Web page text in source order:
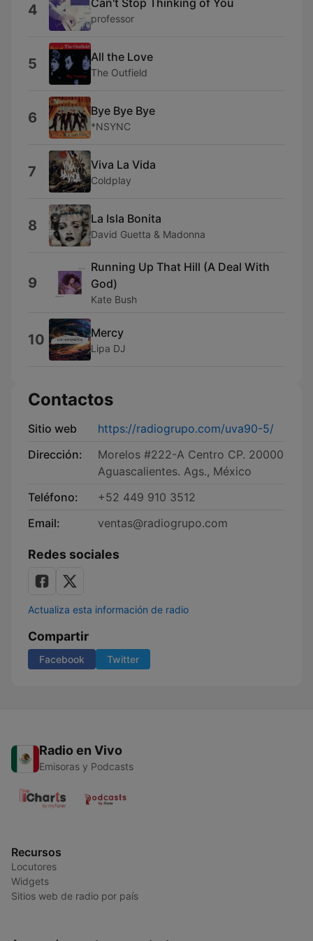
4 professor
5 All the Love
The Outfield
6 Bye Bye Bye
*NSYNC
7 Viva La Vida
Coldplay
8 La Isla Bonita
David Guetta & Madonna
9
Running Up That Hill (A Deal With
God)
Kate Bush
10 Mercy
Lipa DJ
Contactos
Sitio web
https://radiogrupo.com/uva90-5/
Dirección:
Morelos #222-A Centro CP. 20000
Aguascalientes. Ags., México
Teléfono:
+52 449 910 3512
Email:
ventas@radiogrupo.com
Redes sociales
Actualiza esta información de radio
Compartir
Facebook Twitter
Radio en Vivo
Emisoras y Podcasts
Recursos
Locutores
Widgets
Sitios web de radio por país